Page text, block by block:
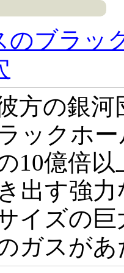
のブラッ
方の銀
ックホ
10億倍
出す強
イズの
ガスが